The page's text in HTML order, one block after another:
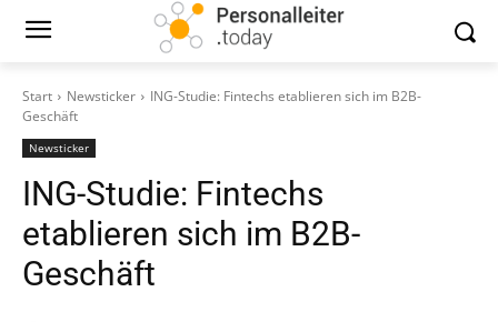
Start Newsticker
ING-Studie: Fintechs etablieren sich im B2B-
Geschäft
Newsticker
ING-Studie: Fintechs
etablieren sich im B2B-
Geschäft